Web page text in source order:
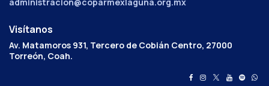
Visítanos
Av. Matamoros 931, Tercero de Cobián Centro, 27000
Torreón, Coah.